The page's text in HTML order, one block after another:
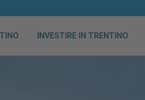
INVESTIRE IN TRENTINO